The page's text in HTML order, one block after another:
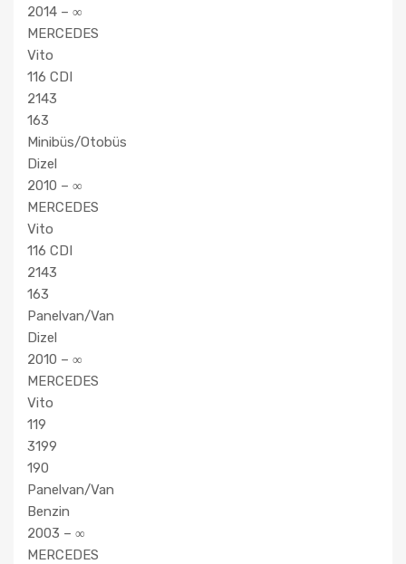
2014 – ∞
MERCEDES
Vito
116 CDI
2143
163
Minibüs/Otobüs
Dizel
2010 – ∞
MERCEDES
Vito
116 CDI
2143
163
Panelvan/Van
Dizel
2010 – ∞
MERCEDES
Vito
119
3199
190
Panelvan/Van
Benzin
2003 – ∞
MERCEDES